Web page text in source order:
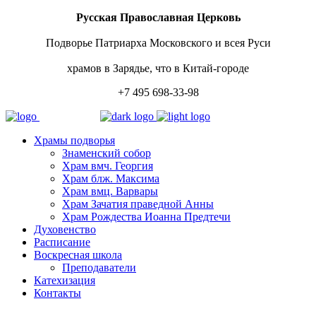
Русская Православная Церковь
Подворье Патриарха Московского и всея Руси
храмов в Зарядье, что в Китай-городе
+7 495 698-33-98
Храмы подворья
Знаменский собор
Храм вмч. Георгия
Храм блж. Максима
Храм вмц. Варвары
Храм Зачатия праведной Анны
Храм Рождества Иоанна Предтечи
Духовенство
Расписание
Воскресная школа
Преподаватели
Катехизация
Контакты